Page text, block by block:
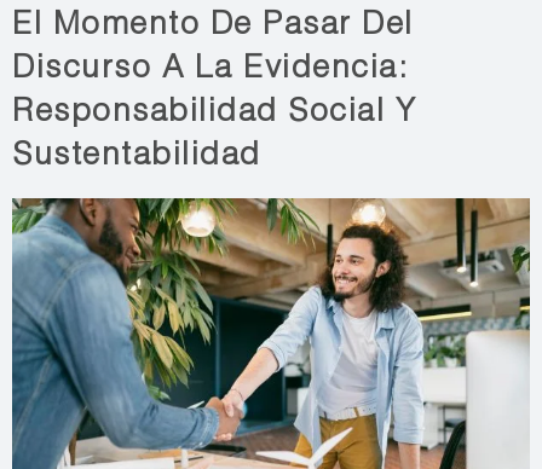
El Momento De Pasar Del
Discurso A La Evidencia:
Responsabilidad Social Y
Sustentabilidad